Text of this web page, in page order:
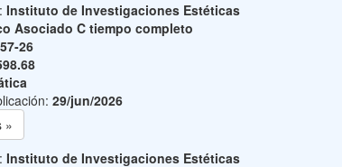
Instituto de Investigaciones Estéticas
Asociado C tiempo completo
26
29/jun/2026
»
Instituto de Investigaciones Estéticas